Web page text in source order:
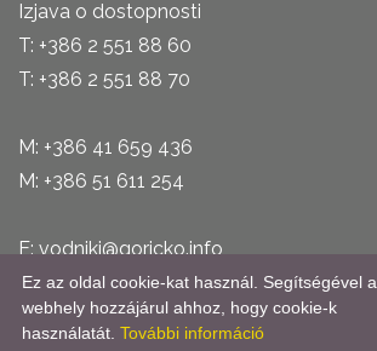
Izjava o dostopnosti
T: +386 2 551 88 60
T: +386 2 551 88 70
M: +386 41 659 436
M: +386 51 611 254
E: vodniki@goricko.info
E: sobe@goricko.info
Ez az oldal cookie-kat használ. Segítségével a
webhely hozzájárul ahhoz, hogy cookie-k
használatát. További információ